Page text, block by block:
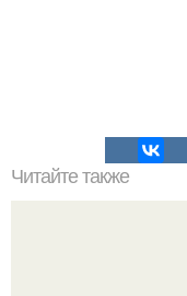
Читайте также